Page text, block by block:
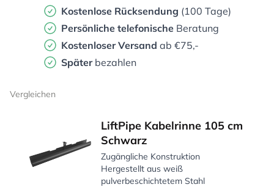
Kostenlose Rücksendung (100 Tage)
Persönliche telefonische Beratung
Kostenloser Versand ab €75,-
Später bezahlen
Vergleichen
LiftPipe Kabelrinne 105 cm
Schwarz
Zugängliche Konstruktion
Hergestellt aus weiß
pulverbeschichtetem Stahl